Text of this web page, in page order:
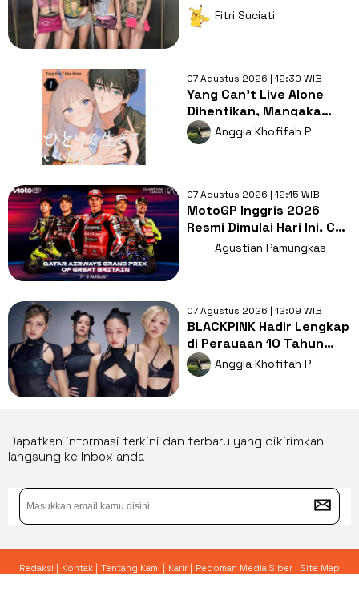
Tangguh Perempuan di
Lagu Sweat
Fitri Suciati
07 Agustus 2026 | 12:30 WIB
Yang Can't Live Alone
Dihentikan, Mangaka
Cabut Hak Publikasi dari
Penerbit
Anggia Khofifah P
07 Agustus 2026 | 12:15 WIB
MotoGP Inggris 2026
Resmi Dimulai Hari Ini, Cek
Jadwal Lengkapnya
Agustian Pamungkas
07 Agustus 2026 | 12:09 WIB
BLACKPINK Hadir Lengkap
di Perayaan 10 Tahun
Debut, Acara Banjir Kritik
Anggia Khofifah P
Dapatkan informasi terkini dan terbaru yang dikirimkan
langsung ke Inbox anda
Redaksi | Kontak | Tentang Kami | Karir | Pedoman Media Siber | Site Map